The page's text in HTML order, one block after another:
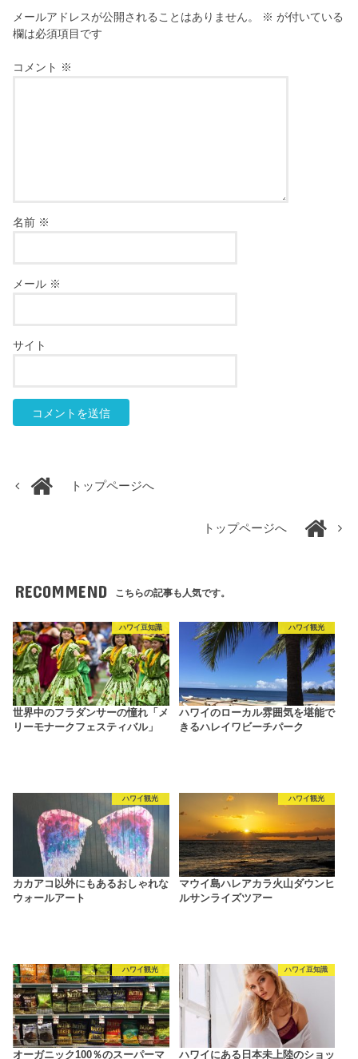
メールアドレスが公開されることはありません。 ※ が付いている
欄は必須項目です
コメント ※
名前 ※
メール ※
サイト
トップページへ
トップページへ
RECOMMEND こちらの記事も人気です。
ハワイ豆知識
世界中のフラダンサーの憧れ「メ
リーモナークフェスティバル」
ハワイ観光
ハワイのローカル雰囲気を堪能で
きるハレイワビーチパーク
ハワイ観光
カカアコ以外にもあるおしゃれな
ウォールアート
ハワイ観光
マウイ島ハレアカラ火山ダウンヒ
ルサンライズツアー
ハワイ観光
オーガニック100％のスーパーマ
ハワイ豆知識
ハワイにある日本未上陸のショッ